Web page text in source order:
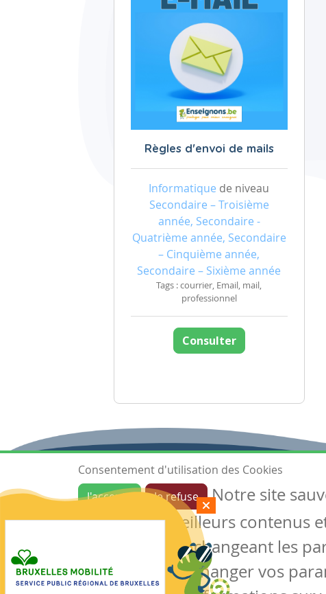
Règles d'envoi de mails
Informatique de niveau
Secondaire – Troisième
année, Secondaire -
Quatrième année, Secondaire
– Cinquième année,
Secondaire – Sixième année
Tags : courrier, Email, mail,
professionnel
Consulter
Ressources
Les ressources
Créer une ressource
Consentement d'utilisation des Cookies
J'accepte
Je refuse
Notre site
garantir de meilleurs contenus
des cookies en changeant les
notre site sans changer vos